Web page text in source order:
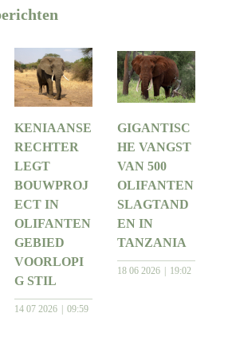
KENIAANSE
RECHTER
LEGT
BOUWPROJ
ECT IN
OLIFANTEN
GEBIED
VOORLOPI
G STIL
14 07 2026 09:59
GIGANTISC
HE VANGST
VAN 500
OLIFANTEN
SLAGTAND
EN IN
TANZANIA
18 06 2026 19:02